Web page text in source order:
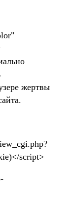
жертвы
script>